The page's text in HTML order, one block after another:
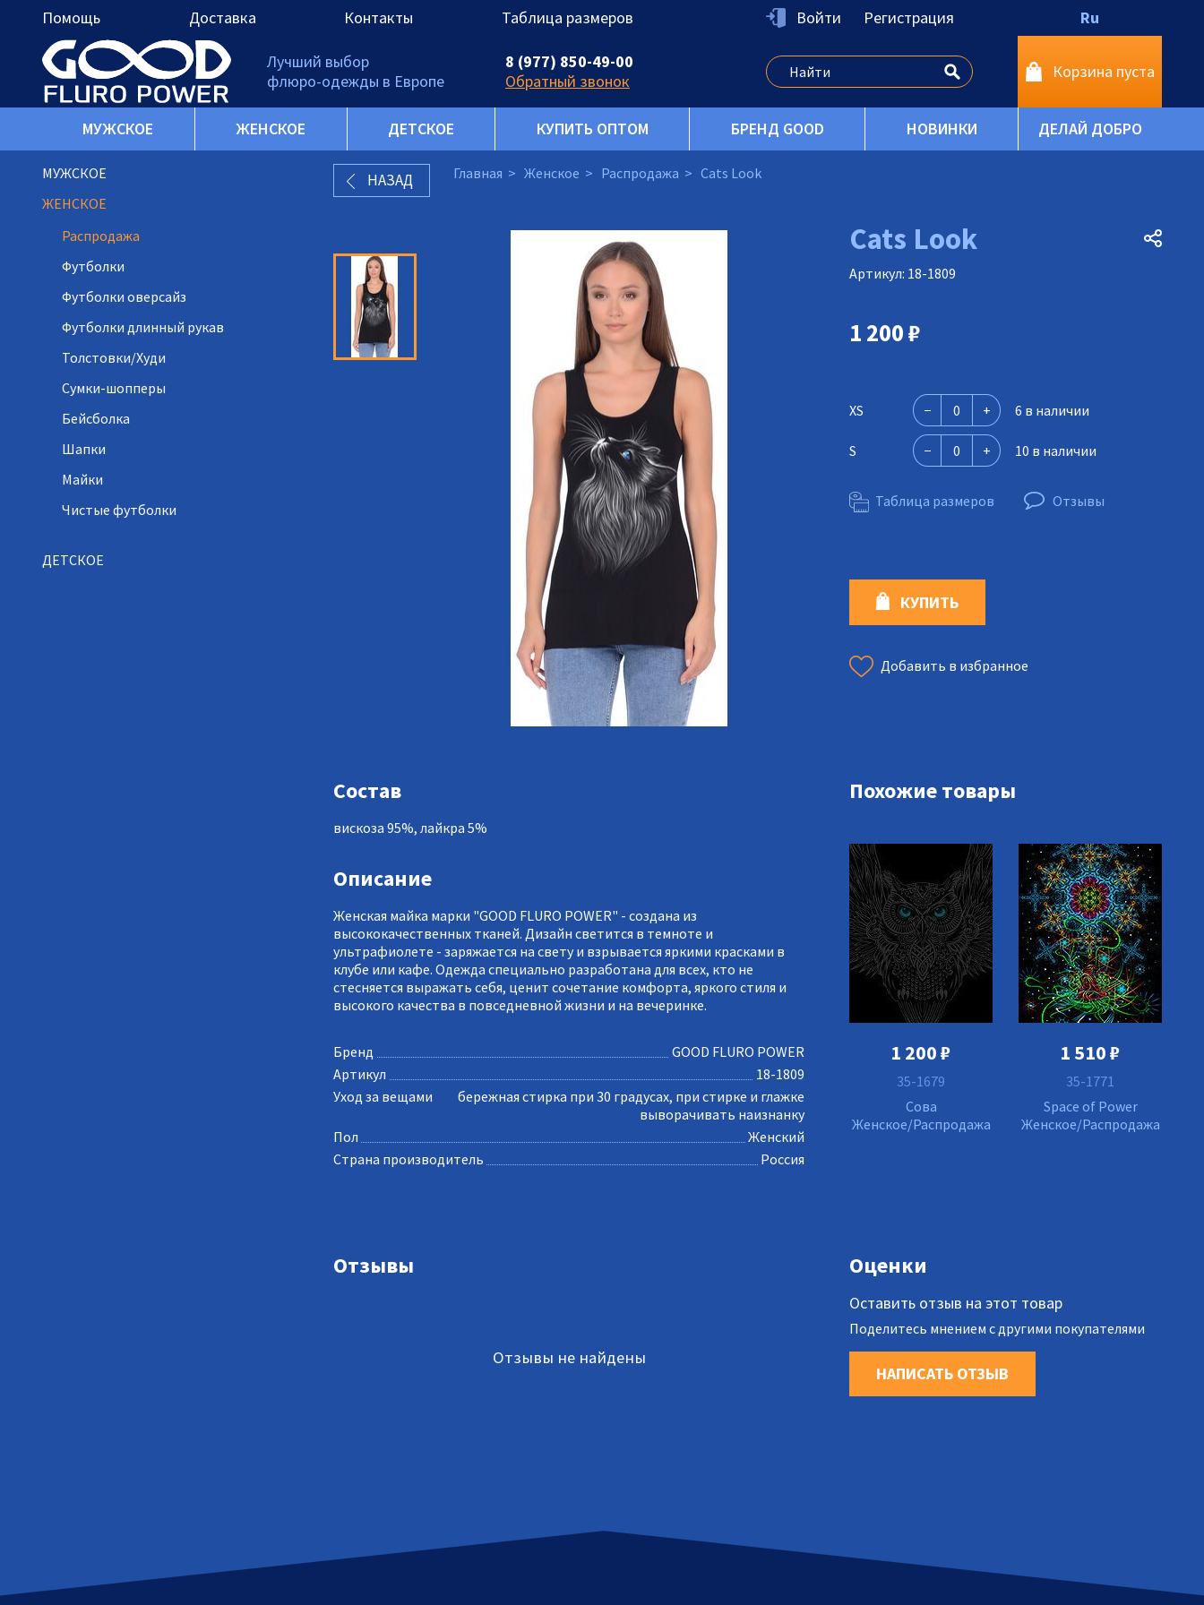
Помощь Доставка Контакты Таблица размеров Войти Регистрация Ru
Лучший выбор
флюро-одежды в Европе
8 (977) 850-49-00
Обратный звонок
Корзина пуста
МУЖСКОЕ ЖЕНСКОЕ ДЕТСКОЕ КУПИТЬ ОПТОМ БРЕНД GOOD НОВИНКИ ДЕЛАЙ ДОБРО
МУЖСКОЕ
ЖЕНСКОЕ
Распродажа
Футболки
Футболки оверсайз
Футболки длинный рукав
Толстовки/Худи
Сумки-шопперы
Бейсболка
Шапки
Майки
Чистые футболки
ДЕТСКОЕ
НАЗАД Главная Женское Распродажа Cats Look
Cats Look
Артикул: 18-1809
1 200₽
XS 6 в наличии
S 10 в наличии
Таблица размеров Отзывы
КУПИТЬ
Добавить в избранное
Состав
вискоза 95%, лайкра 5%
Описание
Женская майка марки "GOOD FLURO POWER" - создана из
высококачественных тканей. Дизайн светится в темноте и
ультрафиолете - заряжается на свету и взрывается яркими красками в
клубе или кафе. Одежда специально разработана для всех, кто не
стесняется выражать себя, ценит сочетание комфорта, яркого стиля и
высокого качества в повседневной жизни и на вечеринке.
Бренд
GOOD FLURO POWER
Артикул
18-1809
Уход за вещами
бережная стирка при 30 градусах, при стирке и глажке
выворачивать наизнанку
Пол
Женский
Страна производитель
Россия
Похожие товары
1 200₽
35-1679
Сова
Женское/Распродажа
1 510₽
35-1771
Space of Power
Женское/Распродажа
Отзывы
Отзывы не найдены
Оценки
Оставить отзыв на этот товар
Поделитесь мнением с другими покупателями
НАПИСАТЬ ОТЗЫВ